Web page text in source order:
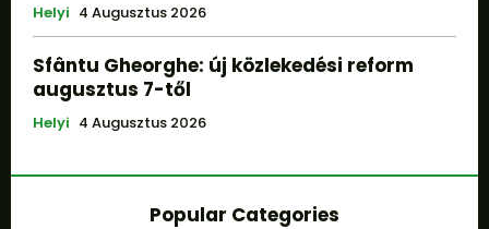
Helyi 4 Augusztus 2026
Sfântu Gheorghe: új közlekedési reform
augusztus 7-től
Helyi 4 Augusztus 2026
Popular Categories